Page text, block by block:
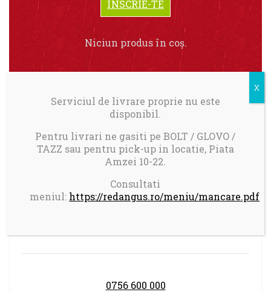
ÎNSCRIE-TE
Niciun produs în coș.
Livrare in Bucuresti.
Comanda minima: 100 ron
Taxa transport 17 ron pentru comenzi mai
0756 600 000
Serviciul de livrare proprie nu este
disponibil.
Pentru livrari ne gasiti pe BOLT / GLOVO /
TAZZ sau pentru pick-up in locatie, Piata
Amzei 10-22.
Consultati
meniul: https://redangus.ro/meniu/mancare.pdf